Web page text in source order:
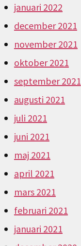
januari 2022
december 2021
november 2021
oktober 2021
september 2021
augusti 2021
juli 2021
juni 2021
maj 2021
april 2021
mars 2021
februari 2021
januari 2021